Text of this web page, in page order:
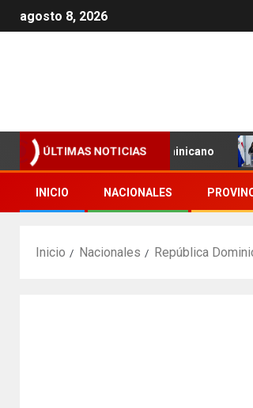
agosto 8, 2026
ÚLTIMAS NOTICIAS
del sector textil dominicano
INICIO NACIONALES
Inicio Nacionales República